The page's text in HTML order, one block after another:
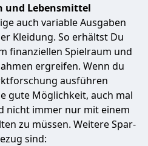
und Lebensmittel
auch variable Ausgaben
Kleidung. So erhältst Du
finanziellen Spielraum und
ergreifen. Wenn du
ausführen
gute Möglichkeit, auch mal
nicht immer nur mit einem
zu müssen. Weitere Spar-
sind: